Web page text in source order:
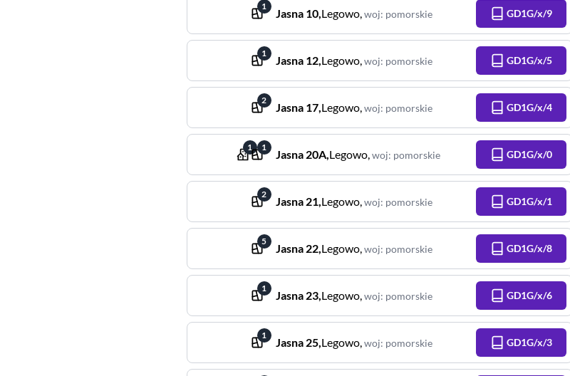
1
Jasna 10,Legowo,woj: pomorskie GD1G/x/9
1
Jasna 12,Legowo,woj: pomorskie GD1G/x/5
2
Jasna 17,Legowo,woj: pomorskie GD1G/x/4
1 1
Jasna 20A,Legowo,woj: pomorskie GD1G/x/0
2
Jasna 21,Legowo,woj: pomorskie GD1G/x/1
5
Jasna 22,Legowo,woj: pomorskie GD1G/x/8
1
Jasna 23,Legowo,woj: pomorskie GD1G/x/6
1
Jasna 25,Legowo,woj: pomorskie GD1G/x/3